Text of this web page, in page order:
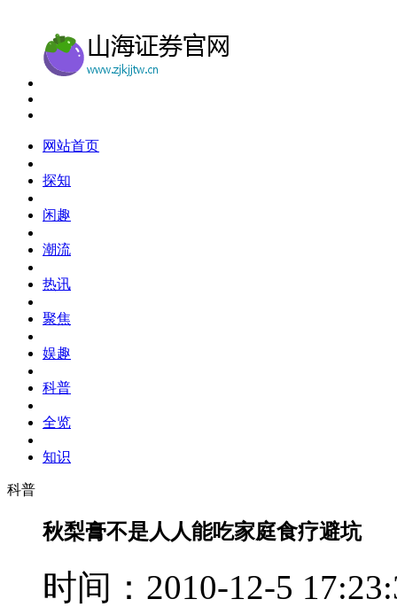
网站首页
探知
闲趣
潮流
热讯
聚焦
娱趣
科普
全览
知识
科普
秋梨膏不是人人能吃家庭食疗避坑
时间：2010-12-5